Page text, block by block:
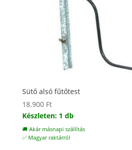
Sütő alsó fűtőtest
18.900 Ft
Készleten: 1 db
🚚 Akár másnapi szállítás
✅ Magyar raktárról